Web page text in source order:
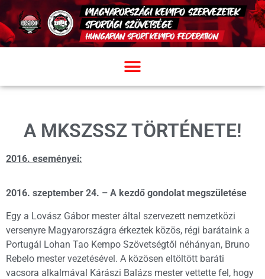
A MKSZSSZ TÖRTÉNETE!
2016. eseményei:
2016. szeptember 24. – A kezdő gondolat megszületése
Egy a Lovász Gábor mester által szervezett nemzetközi
versenyre Magyarországra érkeztek közös, régi barátaink a
Portugál Lohan Tao Kempo Szövetségtől néhányan, Bruno
Rebelo mester vezetésével. A közösen eltöltött baráti
vacsora alkalmával Kárászi Balázs mester vettette fel, hogy